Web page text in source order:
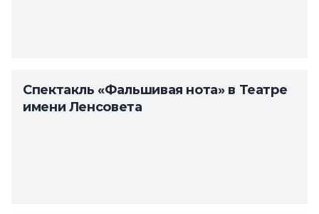
Спектакль «Фальшивая нота» в Театре
имени Ленсовета